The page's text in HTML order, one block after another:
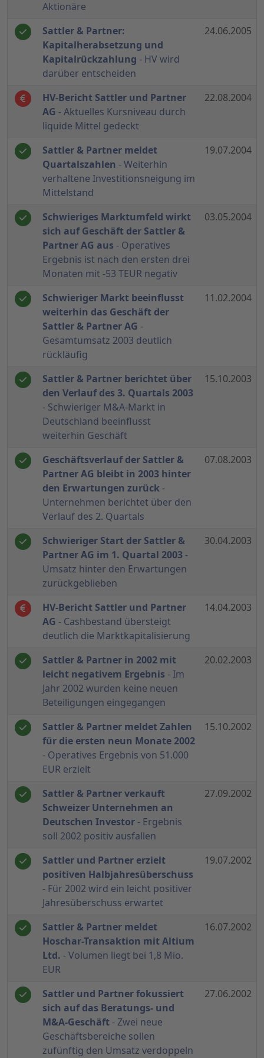
Aktionäre
Sattler & Partner:
Kapitalherabsetzung und
Kapitalrückzahlung - HV wird
darüber entscheiden
24.06.2005
HV-Bericht Sattler und Partner
AG - Aktuelles Kursniveau durch
liquide Mittel gedeckt
22.08.2004
Sattler & Partner meldet
Quartalszahlen - Weiterhin
verhaltene Investitionsneigung im
Mittelstand
19.07.2004
Schwieriges Marktumfeld wirkt
sich auf Geschäft der Sattler &
Partner AG aus - Operatives
Ergebnis ist nach den ersten drei
Monaten mit -53 TEUR negativ
03.05.2004
Schwieriger Markt beeinflusst
weiterhin das Geschäft der
Sattler & Partner AG -
Gesamtumsatz 2003 deutlich
rückläufig
11.02.2004
Sattler & Partner berichtet über
den Verlauf des 3. Quartals 2003
- Schwieriger M&A-Markt in
Deutschland beeinflusst
weiterhin Geschäft
15.10.2003
Geschäftsverlauf der Sattler &
Partner AG bleibt in 2003 hinter
den Erwartungen zurück-
Unternehmen berichtet über den
Verlauf des 2. Quartals
07.08.2003
Schwieriger Start der Sattler &
Partner AG im 1. Quartal 2003 -
Umsatz hinter den Erwartungen
zurückgeblieben
30.04.2003
HV-Bericht Sattler und Partner
AG - Cashbestand übersteigt
deutlich die Marktkapitalisierung
14.04.2003
Sattler & Partner in 2002 mit
leicht negativem Ergebnis - Im
Jahr 2002 wurden keine neuen
Beteiligungen eingegangen
20.02.2003
Sattler & Partner meldet Zahlen
für die ersten neun Monate 2002
- Operatives Ergebnis von 51.000
EUR erzielt
15.10.2002
Sattler & Partner verkauft
Schweizer Unternehmen an
Deutschen Investor - Ergebnis
soll 2002 positiv ausfallen
27.09.2002
Sattler und Partner erzielt
positiven Halbjahresüberschuss
- Für 2002 wird ein leicht positiver
Jahresüberschuss erwartet
19.07.2002
Sattler & Partner meldet
Hoschar-Transaktion mit Altium
Ltd. - Volumen liegt bei 1,8 Mio.
EUR
16.07.2002
Sattler und Partner fokussiert
sich auf das Beratungs- und
M&A-Geschäft- Zwei neue
Geschäftsbereiche sollen
zufünftig den Umsatz verdoppeln
27.06.2002